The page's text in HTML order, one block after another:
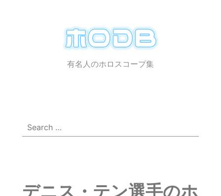
ホ
ロ
有名人のホロスコープ集
Search
for:
デニス・テン選手のホ